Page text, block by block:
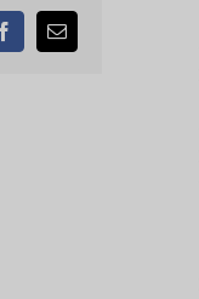
FacebookEmail: